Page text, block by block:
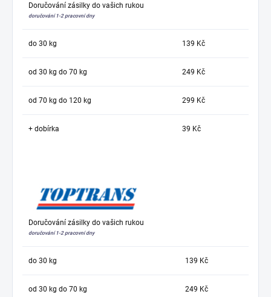
Doručování zásilky do vašich rukou
doručování 1-2 pracovní dny
do 30 kg 139 Kč
od 30 kg do 70 kg 249 Kč
od 70 kg do 120 kg 299 Kč
+ dobírka 39 Kč
Doručování zásilky do vašich rukou
doručování 1-2 pracovní dny
do 30 kg 139 Kč
od 30 kg do 70 kg 249 Kč